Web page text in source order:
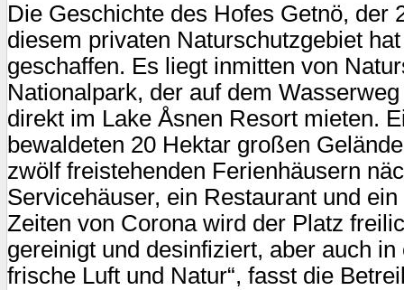
Die Geschichte des Hofes Getnö, der
diesem privaten Naturschutzgebiet
geschaffen. Es liegt inmitten von
Nationalpark, der auf dem
direkt im Lake Åsnen Resort mieten.
bewaldeten 20 Hektar großen
zwölf freistehenden Ferienhäusern
Servicehäuser, ein Restaurant und
Zeiten von Corona wird der Platz
gereinigt und desinfiziert, aber auch
frische Luft und Natur“, fasst die